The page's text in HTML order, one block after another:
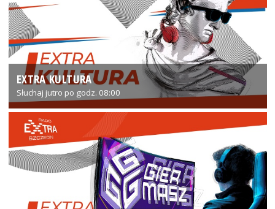
EXTRA KULTURA
Słuchaj jutro po godz. 08:00